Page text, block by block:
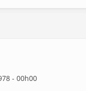
- 00h00